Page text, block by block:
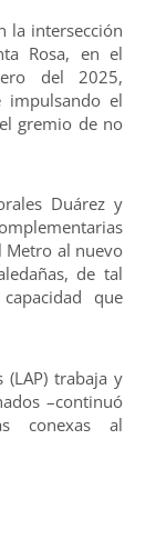
la intersección
Rosa, en el
del 2025,
impulsando el
gremio de no
Duárez y
Metro al nuevo
de tal
que
trabaja y
–continuó
conexas al